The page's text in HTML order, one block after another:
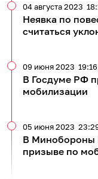
Неявка по
считаться
04 августа 2023
В Госдуме РФ
мобилизации
09 июня 2023 19:16
В Минобороны
призыве по
05 июня 2023